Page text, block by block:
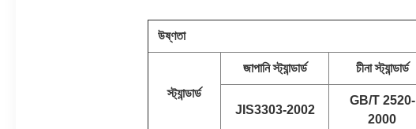
উষ্ণতা
স্ট্যান্ডার্ড
জাপানি স্ট্যান্ডার্ড চীনা স্ট্যান্ডার্ড
JIS3303-2002
GB/T 2520-
2000